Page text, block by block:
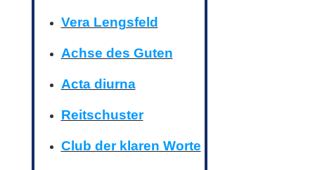
Vera Lengsfeld
Achse des Guten
Acta diurna
Reitschuster
Club der klaren Worte